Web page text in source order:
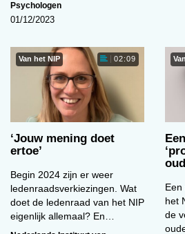
Psychologen
01/12/2023
Van het NIP 02:09
‘Jouw mening doet
ertoe’
Begin 2024 zijn er weer
ledenraadsverkiezingen. Wat
doet de ledenraad van het NIP
eigenlijk allemaal? En…
het
de